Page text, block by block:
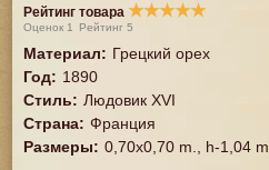
Рейтинг товара ★★★★★
Оценок 1 Рейтинг5
Материал: Грецкий орех
Год: 1890
Стиль: Людовик XVI
Страна: Франция
Размеры: 0,70x0,70 m., h-1,04 m.